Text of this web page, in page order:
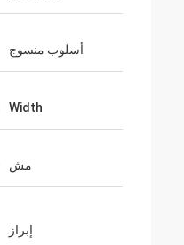
أسلوب منسوج
Width
مش
إبراز